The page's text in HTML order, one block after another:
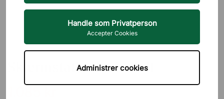
Handle som Privatperson
Accepter Cookies
Administrer cookies
OAKYWOOD
Skærmstativ Deskshelf